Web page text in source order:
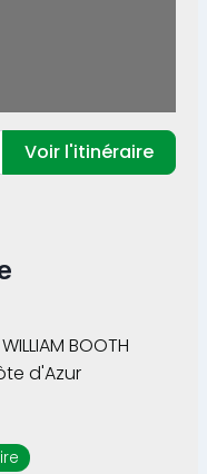
your location
Voir l'itinéraire
BOOTH
d'Azur